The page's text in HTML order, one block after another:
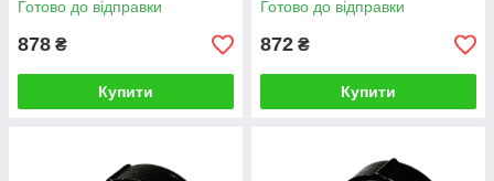
Готово до відправки
878 ₴
Купити
Готово до відправки
872 ₴
Купити